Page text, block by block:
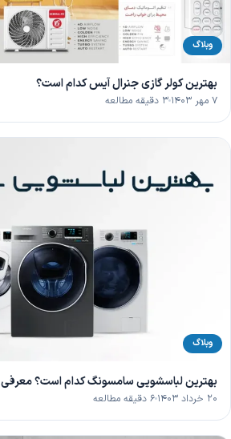
وبلاگ
بهترین کولر گازی جنرال آیس کدام است؟
۷ مهر ۱۴۰۳ ۳ دقیقه مطالعه
وبلاگ
بهترین لباسشویی سامسونگ کدام است؟ معرفی 6 مدل برتر سامسونگ
۲۰ خرداد ۱۴۰۳ ۶ دقیقه مطالعه